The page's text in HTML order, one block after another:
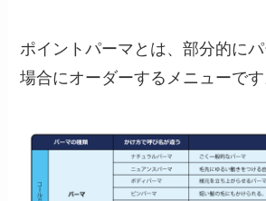
ポイントパーマとは、部分的に
場合にオーダーするメニューです